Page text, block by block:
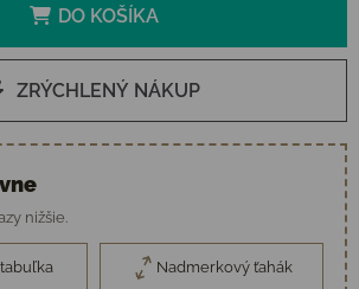
DO KOŠÍKA
ZRÝCHLENÝ NÁKUP
nižšie.
Nadmerkový ťahák